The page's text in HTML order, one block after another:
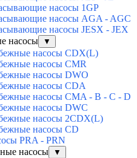
насосы 1GP
насосы AGA - AGC
насосы JESX - JEX
насосы
▼
насосы CDX(L)
насосы CMR
насосы DWO
насосы CDA
насосы CMA - B - C - D
насосы DWC
насосы 2CDX(L)
насосы CD
PRA - PRN
насосы
▼